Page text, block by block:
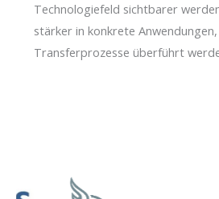
Technologiefeld sichtbarer
stärker in konkrete
Transferprozesse überführt